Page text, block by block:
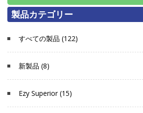
製品カテゴリー
すべての製品 (122)
新製品 (8)
Ezy Superior (15)